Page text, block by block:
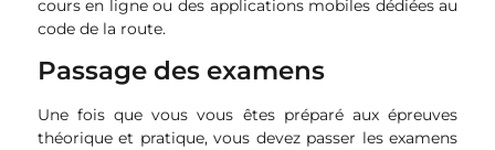
cours en ligne ou des applications mobiles dédiées au
code de la route.
Passage des examens
Une fois que vous vous êtes préparé aux épreuves
théorique et pratique, vous devez passer les examens